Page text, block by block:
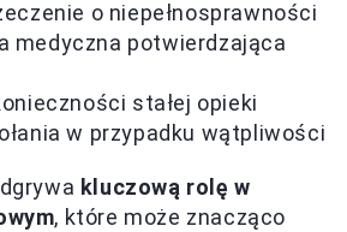
o niepełnosprawności
medyczna potwierdzająca
stałej opieki
w przypadku wątpliwości
kluczową rolę w
, które może znacząco